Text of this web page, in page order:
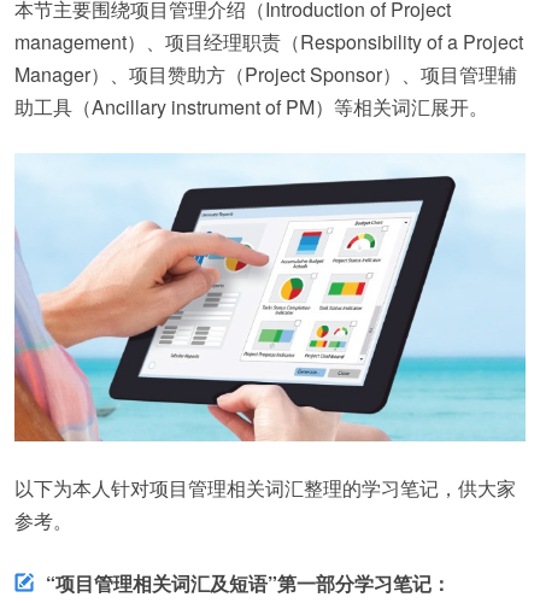
本节主要围绕项目管理介绍（Introduction of Project
management）、项目经理职责（Responsibility of a Project
Manager）、项目赞助方（Project Sponsor）、项目管理辅
助工具（Ancillary instrument of PM）等相关词汇展开。
以下为本人针对项目管理相关词汇整理的学习笔记，供大家
参考。
“项目管理相关词汇及短语”第一部分学习笔记：